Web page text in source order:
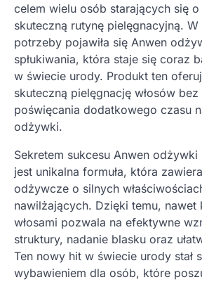
celem wielu osób starających się
skuteczną rutynę pielęgnacyjną.
potrzeby pojawiła się Anwen
spłukiwania, która staje się coraz
w świecie urody. Produkt ten
skuteczną pielęgnację włosów
poświęcania dodatkowego czasu
odżywki.
Sekretem sukcesu Anwen odżywki
jest unikalna formuła, która
odżywcze o silnych
nawilżających. Dzięki temu,
włosami pozwala na efektywne
struktury, nadanie blasku oraz
Ten nowy hit w świecie urody stał
wybawieniem dla osób, które